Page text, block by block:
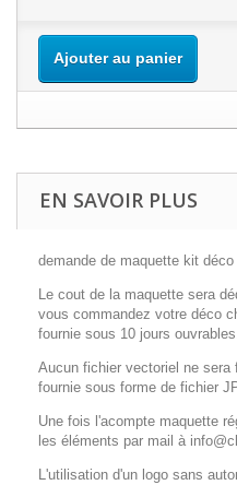
Ajouter au panier
EN SAVOIR PLUS
demande de maquette kit déco
Le cout de la maquette sera
vous commandez votre déco
fournie sous 10 jours
Aucun fichier vectoriel ne
fournie sous forme de fichier
Une fois l'acompte maquette
les éléments par mail à
L'utilisation d'un logo sans